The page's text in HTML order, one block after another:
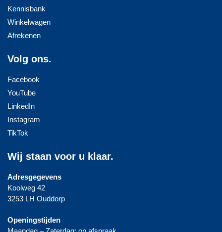
Kennisbank
Winkelwagen
Afrekenen
Volg ons.
Facebook
YouTube
LinkedIn
Instagram
TikTok
Wij staan voor u klaar.
Adresgegevens
Koolweg 42
3253 LH Ouddorp
Openingstijden